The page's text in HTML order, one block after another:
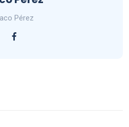
Pérez